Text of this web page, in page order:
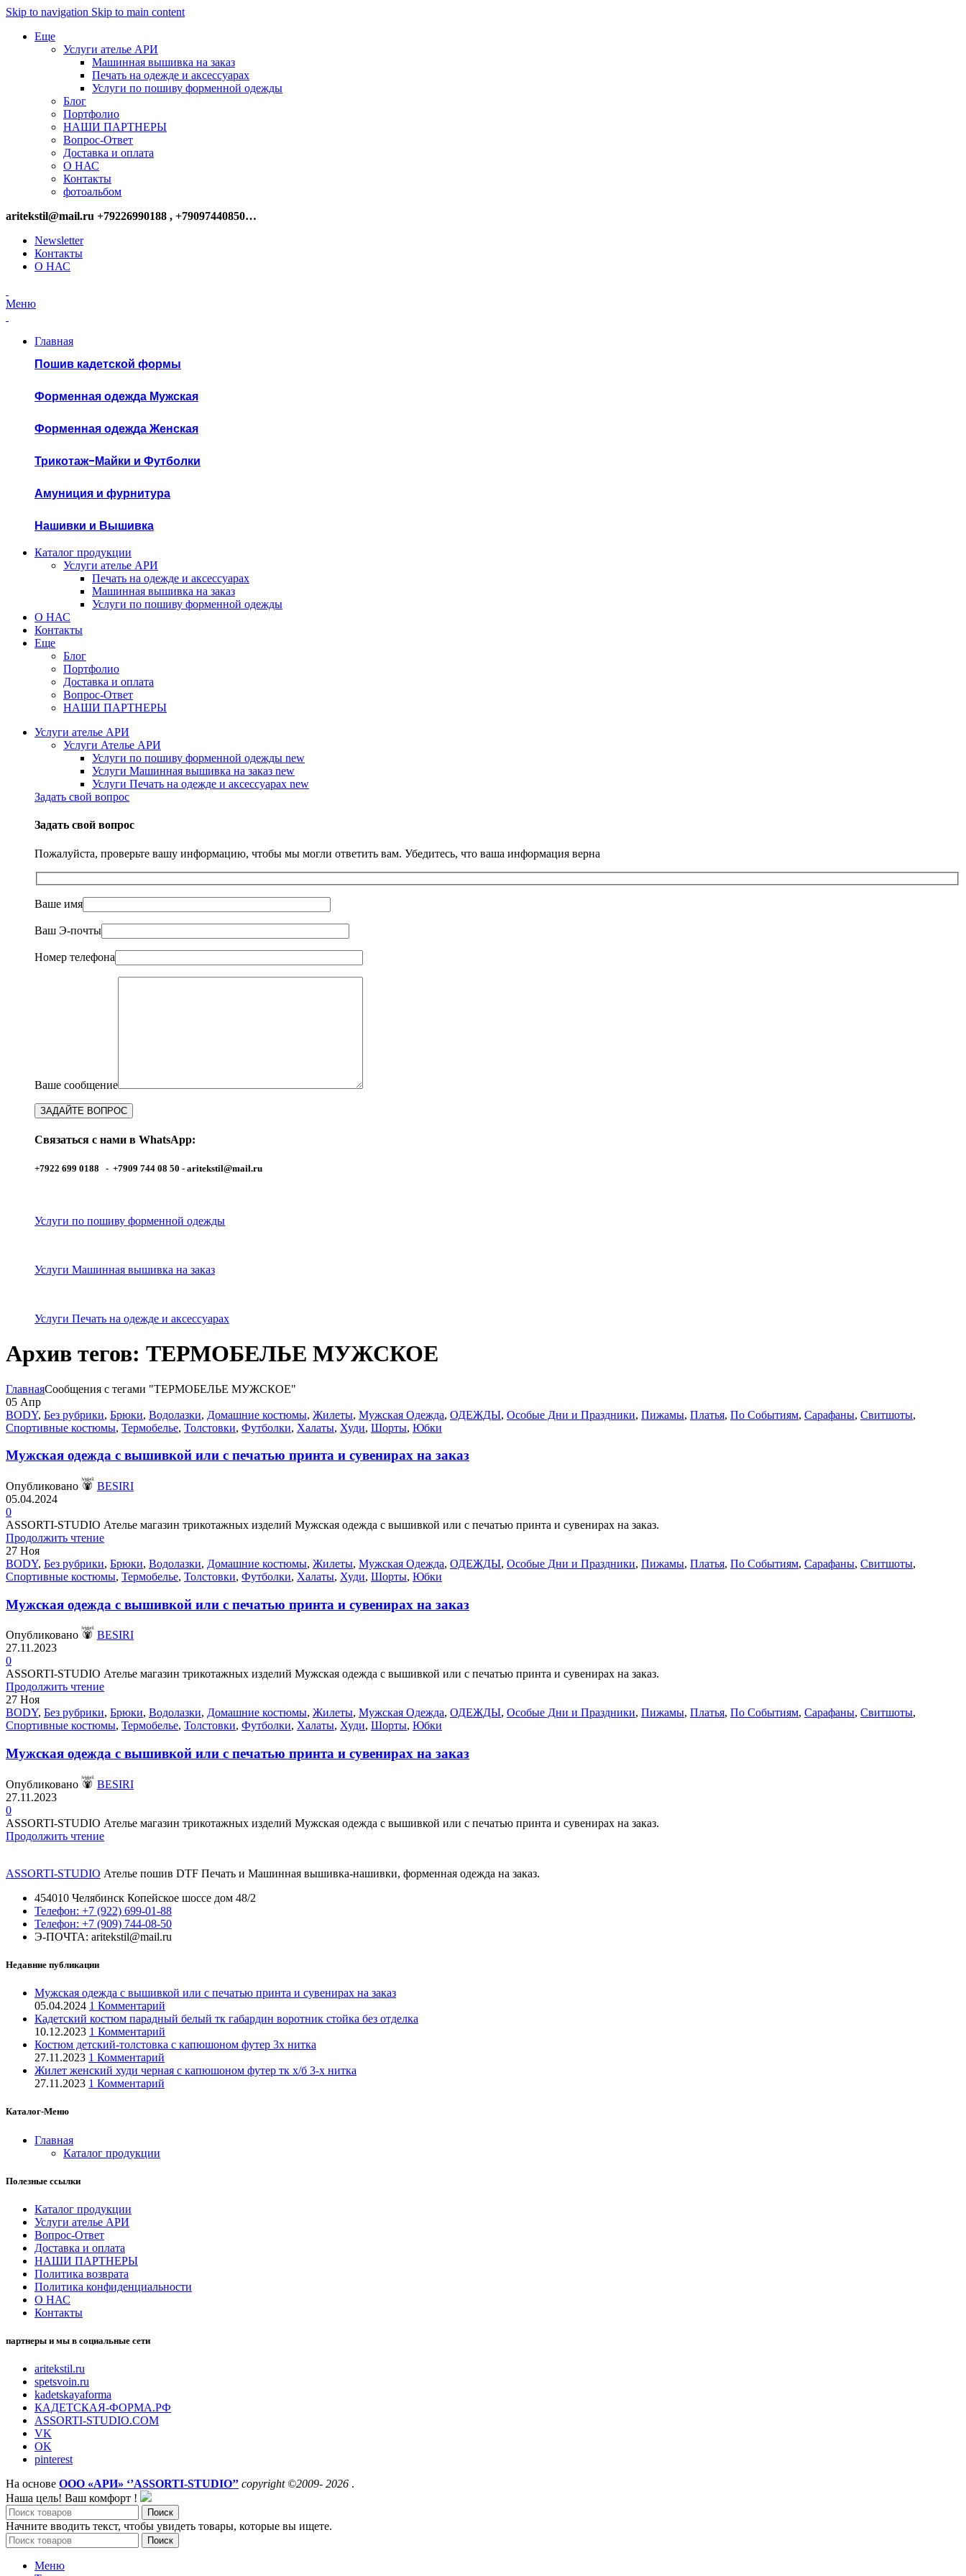
Skip to navigation Skip to main content
Еще
Услуги ателье АРИ
Машинная вышивка на заказ
Печать на одежде и аксессуарах
Услуги по пошиву форменной одежды
Блог
Портфолио
НАШИ ПАРТНЕРЫ
Вопрос-Ответ
Доставка и оплата
О НАС
Контакты
фотоальбом
aritekstil@mail.ru +79226990188 , +79097440850…
Newsletter
Контакты
О НАС
Меню
Главная
Пошив кадетской формы
Форменная одежда Мужская
Форменная одежда Женская
Трикотаж-Майки и Футболки
Амуниция и фурнитура
Нашивки и Вышивка
Каталог продукции
Услуги ателье АРИ
Печать на одежде и аксессуарах
Машинная вышивка на заказ
Услуги по пошиву форменной одежды
О НАС
Контакты
Еще
Блог
Портфолио
Доставка и оплата
Вопрос-Ответ
НАШИ ПАРТНЕРЫ
Услуги ателье АРИ
Услуги Ателье АРИ
Услуги по пошиву форменной одежды new
Услуги Машинная вышивка на заказ new
Услуги Печать на одежде и аксессуарах new
Задать свой вопрос
Задать свой вопрос
Пожалуйста, проверьте вашу информацию, чтобы мы могли ответить вам. Убедитесь, что ваша информация верна
Ваше имя
Ваш Э-почты
Номер телефона
Ваше сообщение
Связаться с нами в WhatsApp:
+7922 699 0188 - +7909 744 08 50 - aritekstil@mail.ru
Услуги по пошиву форменной одежды
Услуги Машинная вышивка на заказ
Услуги Печать на одежде и аксессуарах
Архив тегов: ТЕРМОБЕЛЬЕ МУЖСКОЕ
ГлавнаяСообщения с тегами "ТЕРМОБЕЛЬЕ МУЖСКОЕ"
05 Апр
BODY, Без рубрики, Брюки, Водолазки, Домашние костюмы, Жилеты, Мужская Одежда, ОДЕЖДЫ, Особые Дни и Праздники, Пижамы, Платья, По Событиям, Сарафаны, Свитшоты,
Спортивные костюмы, Термобелье, Толстовки, Футболки, Халаты, Худи, Шорты, Юбки
Мужская одежда с вышивкой или с печатью принта и сувенирах на заказ
Опубликовано
BESIRI
05.04.2024
0
ASSORTI-STUDIO Ателье магазин трикотажных изделий Мужская одежда с вышивкой или с печатью принта и сувенирах на заказ.
Продолжить чтение
27 Ноя
BODY, Без рубрики, Брюки, Водолазки, Домашние костюмы, Жилеты, Мужская Одежда, ОДЕЖДЫ, Особые Дни и Праздники, Пижамы, Платья, По Событиям, Сарафаны, Свитшоты,
Спортивные костюмы, Термобелье, Толстовки, Футболки, Халаты, Худи, Шорты, Юбки
Мужская одежда с вышивкой или с печатью принта и сувенирах на заказ
Опубликовано
BESIRI
27.11.2023
0
ASSORTI-STUDIO Ателье магазин трикотажных изделий Мужская одежда с вышивкой или с печатью принта и сувенирах на заказ.
Продолжить чтение
27 Ноя
BODY, Без рубрики, Брюки, Водолазки, Домашние костюмы, Жилеты, Мужская Одежда, ОДЕЖДЫ, Особые Дни и Праздники, Пижамы, Платья, По Событиям, Сарафаны, Свитшоты,
Спортивные костюмы, Термобелье, Толстовки, Футболки, Халаты, Худи, Шорты, Юбки
Мужская одежда с вышивкой или с печатью принта и сувенирах на заказ
Опубликовано
BESIRI
27.11.2023
0
ASSORTI-STUDIO Ателье магазин трикотажных изделий Мужская одежда с вышивкой или с печатью принта и сувенирах на заказ.
Продолжить чтение
ASSORTI-STUDIO Ателье пошив DTF Печать и Машинная вышивка-нашивки, форменная одежда на заказ.
454010 Челябинск Копейское шоссе дом 48/2
Телефон: +7 (922) 699-01-88
Телефон: +7 (909) 744-08-50
Э-ПОЧТА: aritekstil@mail.ru
Недавние публикации
Мужская одежда с вышивкой или с печатью принта и сувенирах на заказ
05.04.2024 1 Комментарий
Кадетский костюм парадный белый тк габардин воротник стойка без отделка
10.12.2023 1 Комментарий
Костюм детский-толстовка с капюшоном футер 3х нитка
27.11.2023 1 Комментарий
Жилет женский худи черная с капюшоном футер тк х/б 3-х нитка
27.11.2023 1 Комментарий
Каталог-Меню
Главная
Каталог продукции
Полезные ссылки
Каталог продукции
Услуги ателье АРИ
Вопрос-Ответ
Доставка и оплата
НАШИ ПАРТНЕРЫ
Политика возврата
Политика конфиденциальности
О НАС
Контакты
партнеры и мы в социальные сети
aritekstil.ru
spetsvoin.ru
kadetskayaforma
КАДЕТСКАЯ-ФОРМА.РФ
ASSORTI-STUDIO.COM
VK
OK
pinterest
На основе ООО «АРИ» ‘’ASSORTI-STUDIO’’ copyright ©2009- 2026 .
Наша цель! Ваш комфорт !
Поиск
Начните вводить текст, чтобы увидеть товары, которые вы ищете.
Поиск
Меню